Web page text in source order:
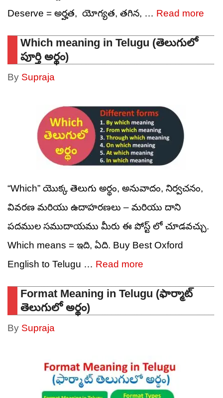
Deserve = అర్హత, యోగ్యత, తగిన, … Read more
Which meaning in Telugu (తెలుగులో
పూర్తి అర్థం)
By Supraja
“Which” యొక్క తెలుగు అర్థం, అనువాదం, నిర్వచనం,
వివరణ మరియు ఉదాహరణలు – మరియు దాని
పదముల సముదాయము మీరు ఈ పోస్ట్ లో చూడవచ్చు.
Which means = ఇది, ఏది. Buy Best Oxford
English to Telugu … Read more
Format Meaning in Telugu (ఫార్మాట్
తెలుగులో అర్థం)
By Supraja